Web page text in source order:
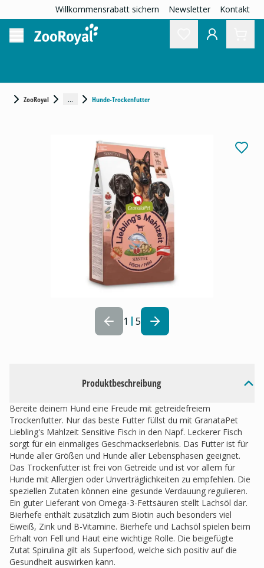
Willkommensrabatt sichern Newsletter Kontakt
ZooRoyal ... Hunde-Trockenfutter
1 5
Produktbeschreibung
Bereite deinem Hund eine Freude mit getreidefreiem
Trockenfutter. Nur das beste Futter füllst du mit GranataPet
Liebling's Mahlzeit Sensitive Fisch in den Napf. Leckerer Fisch
sorgt für ein einmaliges Geschmackserlebnis. Das Futter ist für
Hunde aller Größen und Hunde aller Lebensphasen geeignet.
Das Trockenfutter ist frei von Getreide und ist vor allem für
Hunde mit Allergien oder Unverträglichkeiten zu empfehlen. Die
speziellen Zutaten können eine gesunde Verdauung regulieren.
Ein guter Lieferant von Omega-3-Fettsäuren stellt Lachsöl dar.
Bierhefe enthält zusätzlich zum Biotin auch besonders viel
Eiweiß, Zink und B-Vitamine. Bierhefe und Lachsöl spielen beim
Erhalt von Fell und Haut eine wichtige Rolle. Die beigefügte
Zutat Spirulina gilt als Superfood, welche sich positiv auf die
Gesundheit auswirken kann.